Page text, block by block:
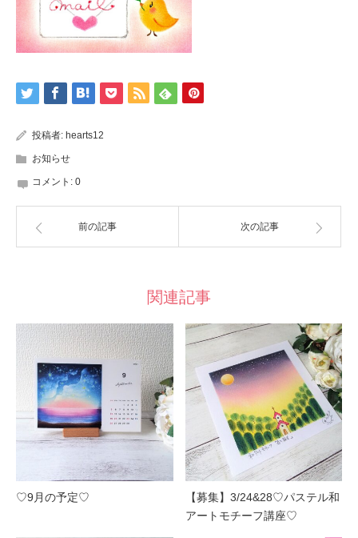
投稿者: hearts12
お知らせ
コメント: 0
前の記事 次の記事
関連記事
♡9月の予定♡
【募集】3/24&28♡パステル和
アートモチーフ講座♡